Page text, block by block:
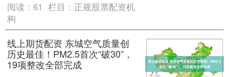
阅读：61 栏目： 正规股票配资机
构
线上期货配资 东城空气质量创
历史最佳！PM2.5首次“破30”，
19项整改全部完成